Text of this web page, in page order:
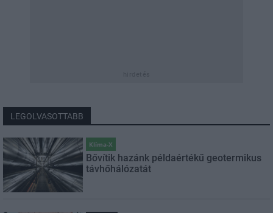
LEGOLVASOTTABB
Klíma-X
Bővítik hazánk példaértékű geotermikus
távhőhálózatát